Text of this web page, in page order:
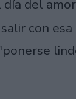
del
con